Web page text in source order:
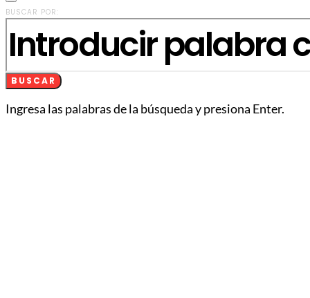
BUSCAR POR:
BUSCAR
Ingresa las palabras de la búsqueda y presiona Enter.